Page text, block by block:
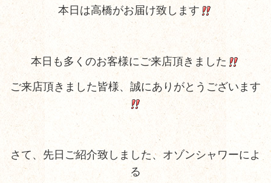
本日は高橋がお届け致します
本日も多くのお客様にご来店頂きました
ご来店頂きました皆様、誠にありがとうございます
さて、先日ご紹介致しました、オゾンシャワーによ
る